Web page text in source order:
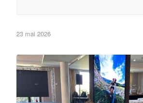
de Cannes
•Eléments de décor•
23 mai 2026